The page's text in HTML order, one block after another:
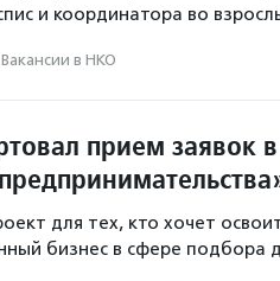
и координатора во
Вакансии в НКО
прием заявок
для тех, кто хочет
бизнес в сфере подбора